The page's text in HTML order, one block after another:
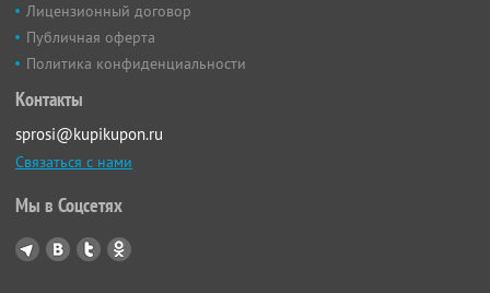
Лицензионный договор
Публичная оферта
Политика конфиденциальности
Контакты
sprosi@kupikupon.ru
Связаться с нами
Мы в Соцсетях